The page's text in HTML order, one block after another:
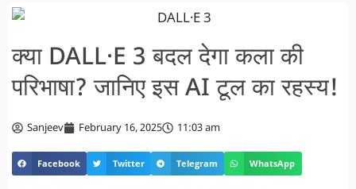
क्या DALL·E 3 बदल देगा कला की
परिभाषा? जानिए इस AI टूल का रहस्य!
Sanjeev February 16, 2025 11:03 am
Facebook Twitter Telegram WhatsApp